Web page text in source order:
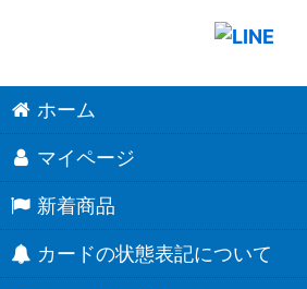
ホーム
マイページ
新着商品
カードの状態表記について